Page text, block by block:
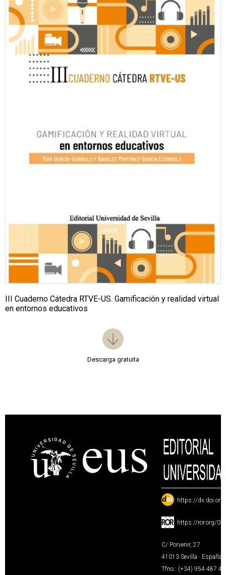
III Cuaderno Cátedra RTVE-US. Gamificación y realidad virtual
en entornos educativos
Descarga gratuita
: https://
: https://ror.org/
C/ Porvenir, 27
41013 Sevilla · España
Tfno.: (+34) 954 487